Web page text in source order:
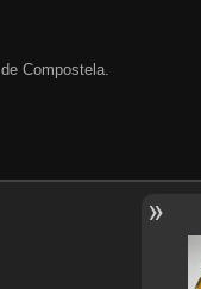
Compostela.